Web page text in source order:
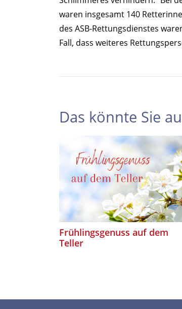
waren insgesamt 140
des ASB-Rettungsdienstes
Fall, dass weiteres
Das könnte Sie
Frühlingsgenuss auf dem
Teller